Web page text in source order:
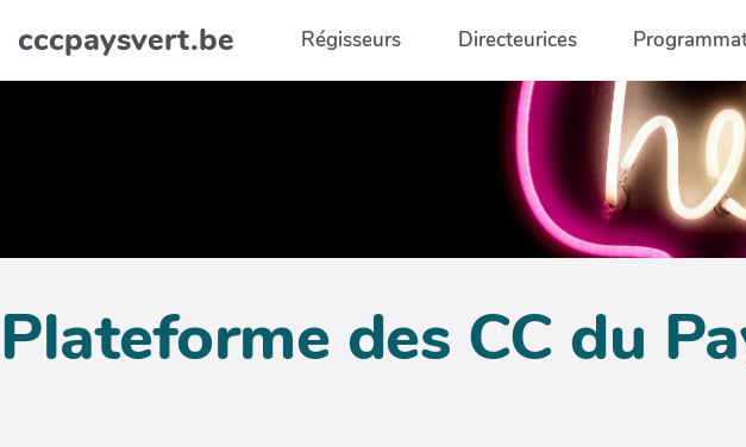
Aller au contenu principal
cccpaysvert.be Régisseurs Directeurices
Plateforme des CC du